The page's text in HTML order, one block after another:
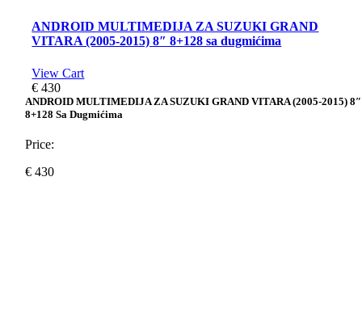
ANDROID MULTIMEDIJA ZA SUZUKI GRAND
VITARA (2005-2015) 8″ 8+128 sa dugmićima
View Cart
€ 430
ANDROID MULTIMEDIJA ZA SUZUKI GRAND VITARA (2005-2015) 8″
8+128 Sa Dugmićima
Price:
€ 430